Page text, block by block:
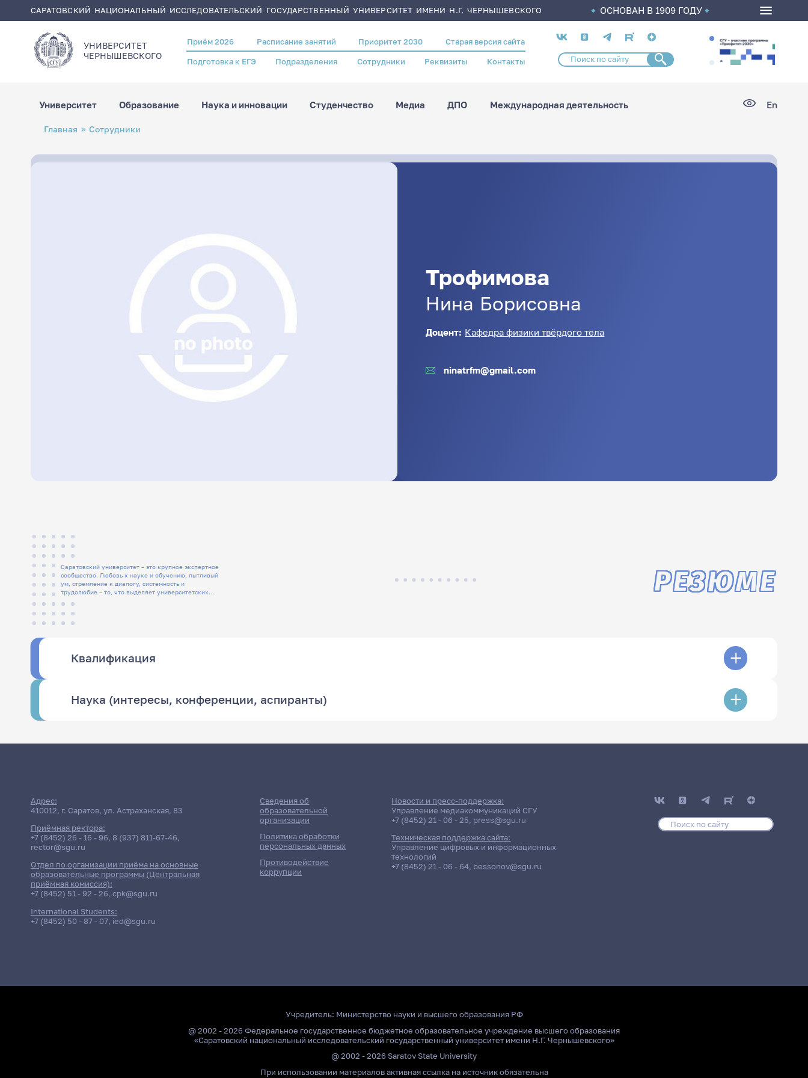
САРАТОВСКИЙ НАЦИОНАЛЬНЫЙ ИССЛЕДОВАТЕЛЬСКИЙ ГОСУДАРСТВЕННЫЙ УНИВЕРСИТЕТ ИМЕНИ Н.Г. ЧЕРНЫШЕВСКОГО ОСНОВАН В 1909 ГОДУ
УНИВЕРСИТЕТ
ЧЕРНЫШЕВСКОГO
Header
menu
Приём 2026 Расписание занятий Приоритет 2030 Старая версия сайта
Подготовка к ЕГЭ Подразделения Сотрудники Реквизиты Контакты
Социальные
сети
Университет Образование Наука и инновации Студенчество Медиа ДПО Международная деятельность En
Строка
навигации
Главная Сотрудники
Трофимова
Нина Борисовна
Доцент: Кафедра физики твёрдого тела
ninatrfm@gmail.com
Саратовский университет – это крупное экспертное
сообщество. Любовь к науке и обучению, пытливый
ум, стремление к диалогу, системность и
трудолюбие – то, что выделяет университетских
РЕЗЮМЕ
Квалификация
Наука (интересы, конференции, аспиранты)
Адрес:
410012, г. Саратов, ул. Астраханская, 83
Приёмная ректора:
+7 (8452) 26 - 16 - 96, 8 (937) 811-67-46,
rector@sgu.ru
Отдел по организации приёма на основные
образовательные программы (Центральная
приёмная комиссия):
+7 (8452) 51 - 92 - 26, cpk@sgu.ru
International Students:
+7 (8452) 50 - 87 - 07, ied@sgu.ru
Сведения об
образовательной
организации
Политика обработки
персональных данных
Противодействие
коррупции
Новости и пресс-поддержка:
Управление медиакоммуникаций СГУ
+7 (8452) 21 - 06 - 25, press@sgu.ru
Техническая поддержка сайта:
Управление цифровых и информационных
технологий
+7 (8452) 21 - 06 - 64, bessonov@sgu.ru
Учредитель: Министерство науки и высшего образования РФ
@ 2002 - 2026 Федеральное государственное бюджетное образовательное учреждение высшего образования
«Саратовский национальный исследовательский государственный университет имени Н.Г. Чернышевского»
@ 2002 - 2026 Saratov State University
При использовании материалов активная ссылка на источник обязательна